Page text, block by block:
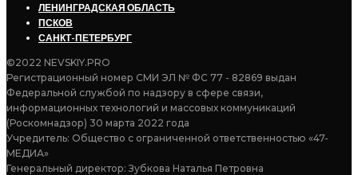
ЛЕНИНГРАДСКАЯ ОБЛАСТЬ
ПСКОВ
САНКТ-ПЕТЕРБУРГ
©2022 NEVSKIY.PRO
Регистрационный номер СМИ ЭЛ № ФС 77 - 82869 выдан
Федеральной службой по надзору в сфере связи,
информационных технологий и массовых коммуникаций
(Роскомнадзор) 30 марта 2022 года
Учредитель: Общество с ограниченной ответственностью «47-
МЕДИА»
Генеральный директор: Зубкова Наталья Петровна